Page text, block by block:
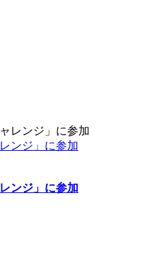
ンジ」に参加
ンジ」に参加